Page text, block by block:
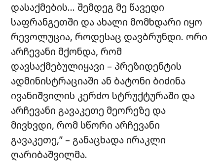
დასაქმების… შემდეგ მე წავედი
საფრანგეთში და ახალი მომხდარი იყო
რევოლუცია, როდესაც დავბრუნდი. ორი
არჩევანი მქონდა, რომ
დავსაქმებულიყავი – პრეზიდენტის
ადმინისტრაციაში ან ბატონი ბიძინა
ივანიშვილის კერძო სტრუქტურაში და
არჩევანი გავაკეთე მეორეზე და
მივხვდი, რომ სწორი არჩევანი
გავაკეთე,” – განაცხადა ირაკლი
ღარიბაშვილმა.